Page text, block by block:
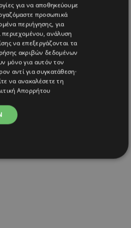
για να αποθηκεύουμε
προσωπικά
περιήγησης, για
περιεχομένου, ανάλυση
να επεξεργάζονται τα
ακριβών δεδομένων
μόνο για αυτόν τον
αντί για συγκατάθεση·
να ανακαλέσετε τη
Απορρήτου